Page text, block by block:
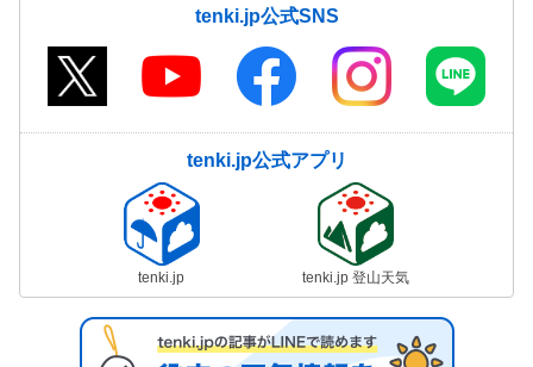
tenki.jp公式SNS
tenki.jp公式アプリ
tenki.jp tenki.jp 登山天気